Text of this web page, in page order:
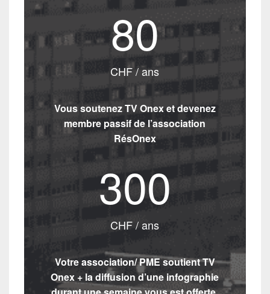
80
CHF / ans
Vous soutenez TV Onex et devenez
membre passif de l’association
RésOnex
300
CHF / ans
Votre association/ PME soutient TV
Onex + la diffusion d’une infographie